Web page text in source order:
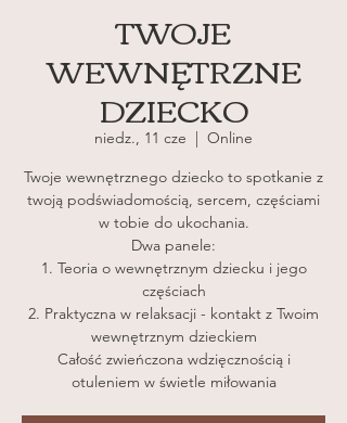
TWOJE
WEWNĘTRZNE
DZIECKO
niedz., 11 cze
  |
Online
Twoje wewnętrznego dziecko to spotkanie z
twoją podświadomością, sercem, częściami
w tobie do ukochania.
Dwa panele:
1. Teoria o wewnętrznym dziecku i jego
częściach
2. Praktyczna w relaksacji - kontakt z Twoim
wewnętrznym dzieckiem
Całość zwieńczona wdzięcznością i
otuleniem w świetle miłowania